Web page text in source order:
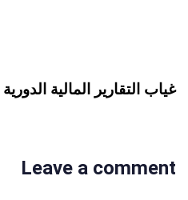
غياب التقارير المالية
Leave a comment